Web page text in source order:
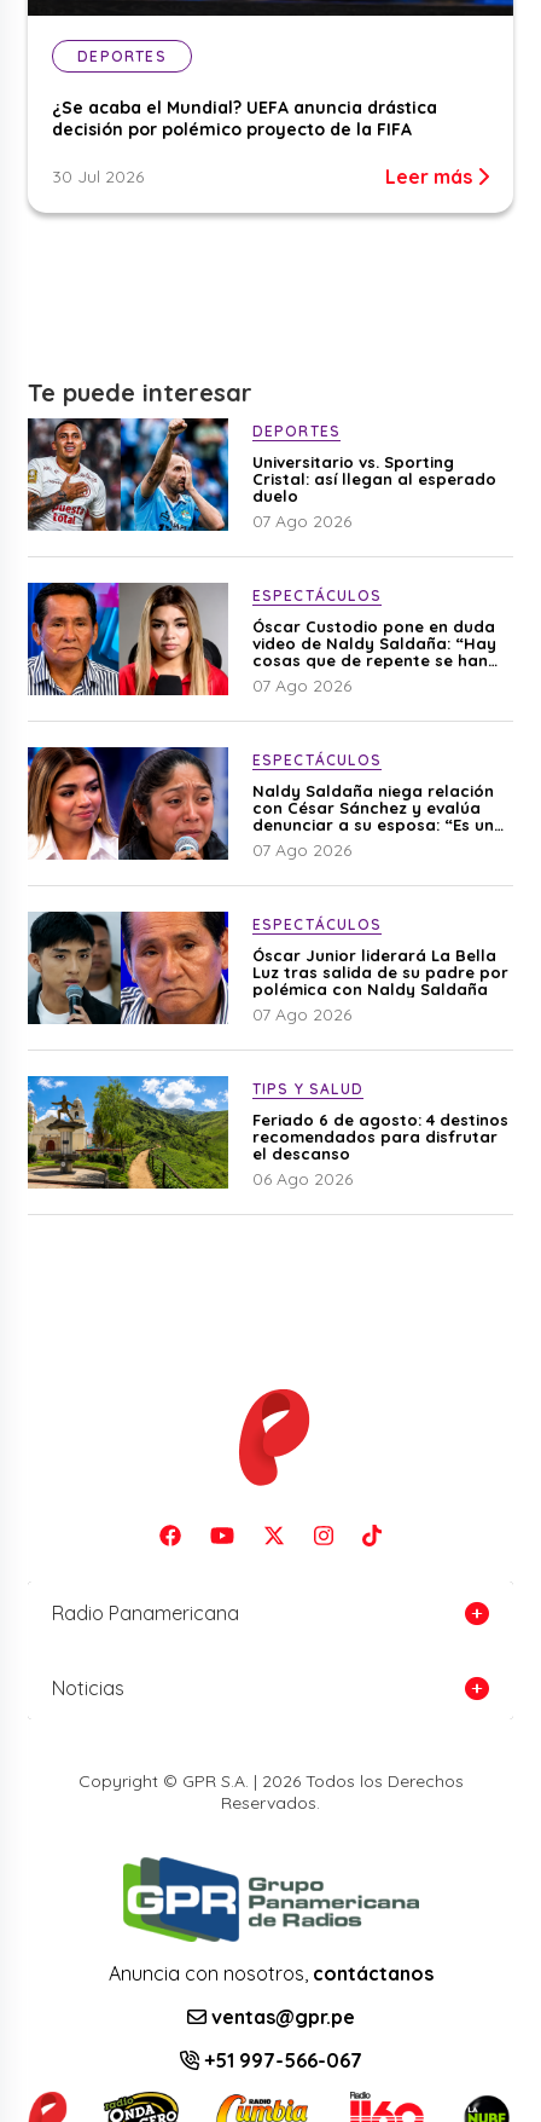
DEPORTES
¿Se acaba el Mundial? UEFA anuncia drástica
decisión por polémico proyecto de la FIFA
30 Jul 2026 Leer más
Te puede interesar
DEPORTES
Universitario vs. Sporting
Cristal: así llegan al esperado
duelo
07 Ago 2026
ESPECTÁCULOS
Óscar Custodio pone en duda
video de Naldy Saldaña: “Hay
cosas que de repente se han
editado”
07 Ago 2026
ESPECTÁCULOS
Naldy Saldaña niega relación
con César Sánchez y evalúa
denunciar a su esposa: “Es una
difamación”
07 Ago 2026
ESPECTÁCULOS
Óscar Junior liderará La Bella
Luz tras salida de su padre por
polémica con Naldy Saldaña
07 Ago 2026
TIPS Y SALUD
Feriado 6 de agosto: 4 destinos
recomendados para disfrutar
el descanso
06 Ago 2026
Radio Panamericana
Noticias
Copyright © GPR S.A. | 2026 Todos los Derechos
Reservados.
Anuncia con nosotros, contáctanos
ventas@gpr.pe
+51 997-566-067